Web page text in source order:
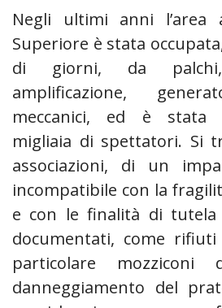
Negli ultimi anni l’area
Superiore è stata
di giorni, da
amplificazione,
meccanici, ed è stata
migliaia di spettatori. Si
associazioni, di un
incompatibile con la
e con le finalità di tutela
documentati, come
particolare
danneggiamento del